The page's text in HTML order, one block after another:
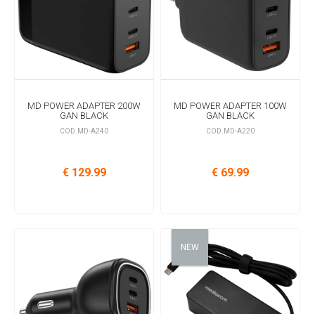
MD POWER ADAPTER 200W
GAN BLACK
COD.MD-A240
€ 129.99
MD POWER ADAPTER 100W
GAN BLACK
COD.MD-A220
€ 69.99
NEW